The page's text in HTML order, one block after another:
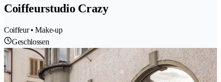
Coiffeurstudio Crazy
Coiffeur • Make-up
Geschlossen